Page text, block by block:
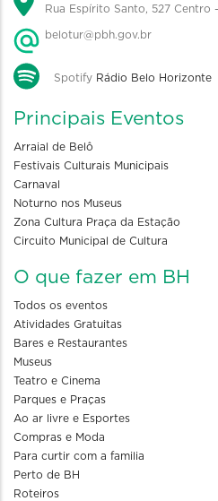
Rua Espírito Santo, 527 Centro
belotur@pbh.gov.br
Spotify Rádio Belo Horizonte
Principais Eventos
Arraial de Belô
Festivais Culturais Municipais
Carnaval
Noturno nos Museus
Zona Cultura Praça da Estação
Circuito Municipal de Cultura
O que fazer em BH
Todos os eventos
Atividades Gratuitas
Bares e Restaurantes
Museus
Teatro e Cinema
Parques e Praças
Ao ar livre e Esportes
Compras e Moda
Para curtir com a familia
Perto de BH
Roteiros